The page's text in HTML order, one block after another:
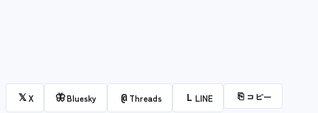
𝕏X 🦋Bluesky @ Threads L LINE ⎘ コピー